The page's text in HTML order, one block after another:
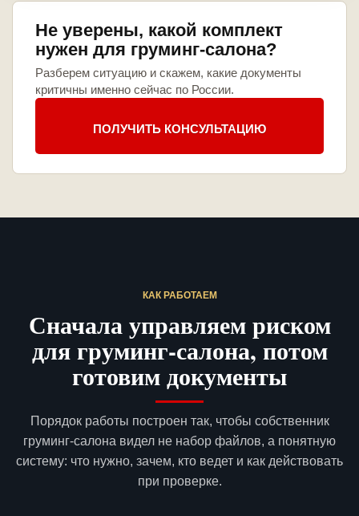
Не уверены, какой комплект
нужен для груминг-салона?
Разберем ситуацию и скажем, какие документы
критичны именно сейчас по России.
ПОЛУЧИТЬ КОНСУЛЬТАЦИЮ
КАК РАБОТАЕМ
Сначала управляем риском
для груминг-салона, потом
готовим документы
Порядок работы построен так, чтобы собственник
груминг-салона видел не набор файлов, а понятную
систему: что нужно, зачем, кто ведет и как действовать
при проверке.